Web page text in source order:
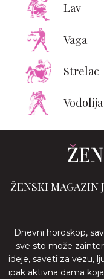
Lav
Vaga
Strelac
Vodolija
ŽENSKI MAGAZIN
Dnevni horoskop,
sve sto može
ideje, saveti za vezu,
ipak aktivna dama